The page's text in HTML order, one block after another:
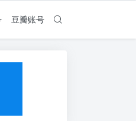
豆瓣账号